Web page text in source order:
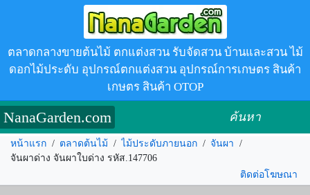
ตลาดกลางขายต้นไม้ ตกแต่งสวน รับจัดสวน บ้านและสวน ไม้
ดอกไม้ประดับ อุปกรณ์ตกแต่งสวน อุปกรณ์การเกษตร สินค้า
เกษตร สินค้า OTOP
NanaGarden.com ค้นหา
หน้าแรก / ตลาดต้นไม้ / ไม้ประดับภายนอก / จันผา /
จันผาด่าง จันผาใบด่าง รหัส.147706
ติดต่อโฆษณา